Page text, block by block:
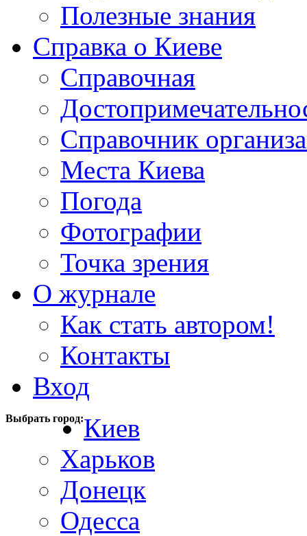
Полезные знания
Справка о Киеве
Справочная
Справочник
Места Киева
Погода
Фотографии
Точка зрения
О журнале
Как стать автором!
Контакты
Вход
Выбрать город:Киев
Харьков
Донецк
Одесса